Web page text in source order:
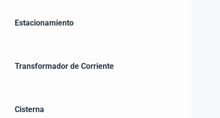
Estacionamiento
Transformador de Corriente
Cisterna